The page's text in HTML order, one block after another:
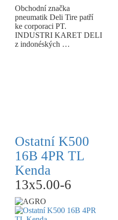
Obchodní značka
pneumatik Deli Tire patří
ke corporaci PT.
INDUSTRI KARET DELI
z indonéských …
Ostatní K500
16B 4PR TL
Kenda
13x5.00-6